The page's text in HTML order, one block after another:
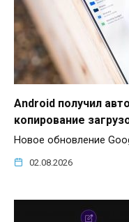
Android получил
копирование
Новое обновление
02.08.2026